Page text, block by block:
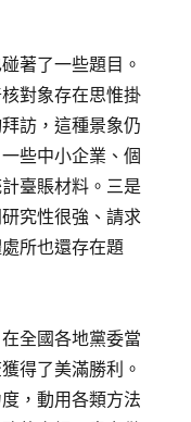
著了一些題目。
對象存在思惟掛
訪，這種景象仍
些中小企業、個
臺賬材料。三是
究性很強、請求
所也還存在題
全國各地黨委當
得了美滿勝利。
，動用各類方法